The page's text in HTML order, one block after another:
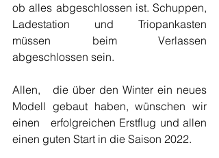
ob alles abgeschlossen ist. Schuppen,
Ladestation und Triopankasten
müssen beim Verlassen
abgeschlossen sein.
Allen,   die über den Winter ein neues
Modell gebaut haben, wünschen wir
einen   erfolgreichen Erstflug und allen
einen guten Start in die Saison 2022.